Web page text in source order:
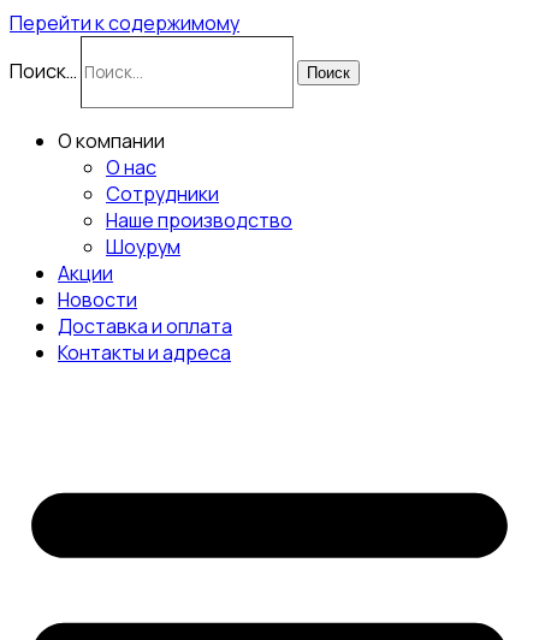
Перейти к содержимому
Поиск…
Поиск
О компании
О нас
Сотрудники
Наше производство
Шоурум
Акции
Новости
Доставка и оплата
Контакты и адреса